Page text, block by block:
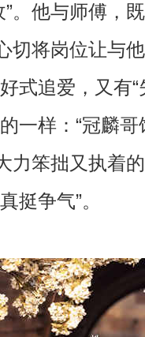
。他与师傅，
切将岗位让与
式追爱，又有
一样：“冠麟
力笨拙又执着
挺争气”。